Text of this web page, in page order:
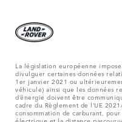
La législation européenne
divulguer certaines données
1er janvier 2021 ou
véhicule) ainsi que les données
d’énergie doivent être
cadre du Règlement de l’UE
consommation de carburant,